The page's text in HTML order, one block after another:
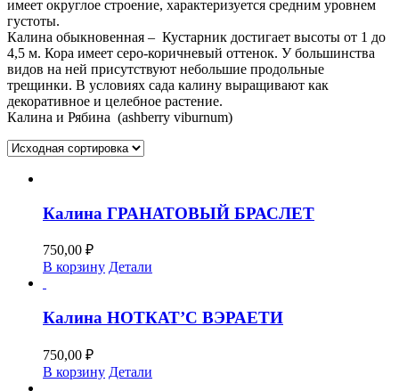
имеет округлое строение, характеризуется средним уровнем
густоты.
Калина обыкновенная – Кустарник достигает высоты от 1 до
4,5 м. Кора имеет серо-коричневый оттенок. У большинства
видов на ней присутствуют небольшие продольные
трещинки. В условиях сада калину выращивают как
декоративное и целебное растение.
Калина и Рябина (ashberry viburnum)
Калина ГРАНАТОВЫЙ БРАСЛЕТ
750,00 ₽
В корзину Детали
Калина НОТКАТ’С ВЭРАЕТИ
750,00 ₽
В корзину Детали